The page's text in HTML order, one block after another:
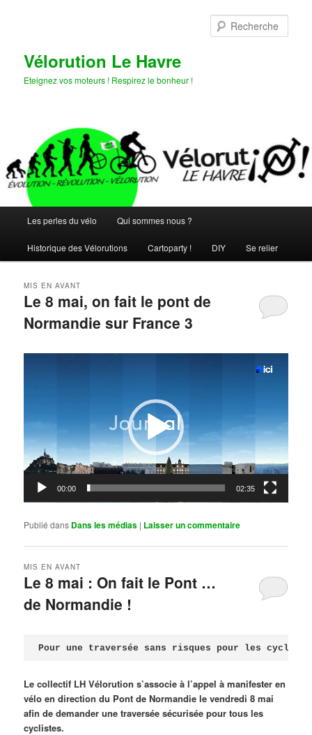
Vélorution Le Havre
Eteignez vos moteurs ! Respirez le bonheur !
principal
Les perles du vélo Qui sommes nous ?
Historique des Vélorutions Cartoparty ! DIY Se relier
Le 8 mai, on fait le pont de
Normandie sur France 3
MIS EN AVANT
00:00 02:35
Publié dans Dans les médias | Laisser un commentaire
Le 8 mai : On fait le Pont …
de Normandie !
MIS EN AVANT
Pour une traversée sans risques pour les
Le collectif LH Vélorution s’associe à l’appel à manifester en
vélo en direction du Pont de Normandie le vendredi 8 mai
afin de demander une traversée sécurisée pour tous les
cyclistes.